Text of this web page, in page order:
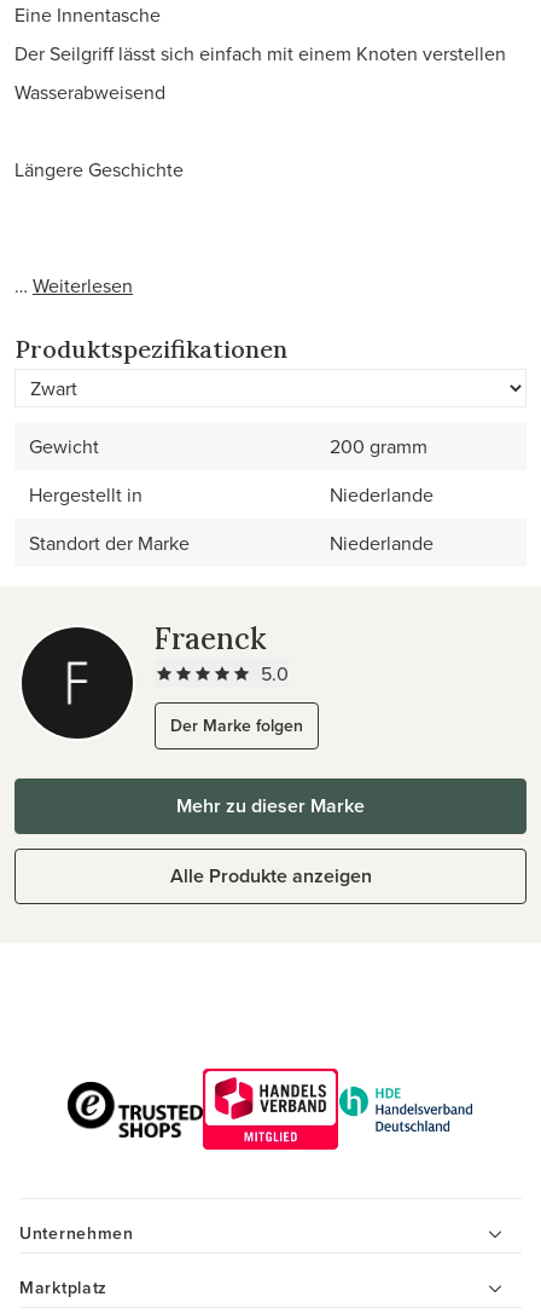
Eine Innentasche
Der Seilgriff lässt sich einfach mit einem Knoten verstellen
Wasserabweisend
Längere Geschichte
… Weiterlesen
Produktspezifikationen
Gewicht
200 gramm
Hergestellt in
Niederlande
Standort der Marke
Niederlande
Fraenck
5.0
Der Marke folgen
Mehr zu dieser Marke
Alle Produkte anzeigen
Unternehmen
Marktplatz